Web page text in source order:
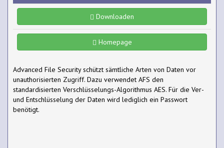
Downloaden
Homepage
Advanced File Security schützt sämtliche Arten von Daten vor
unauthorisierten Zugriff. Dazu verwendet AFS den
standardisierten Verschlüsselungs-Algorithmus AES. Für die Ver-
und Entschlüsselung der Daten wird lediglich ein Passwort
benötigt.